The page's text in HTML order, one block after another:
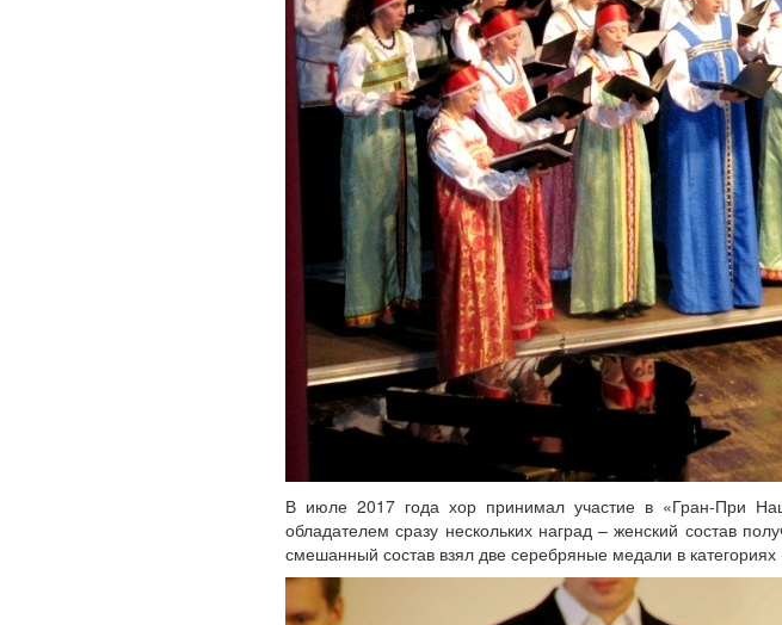
В июле 2017 года хор принимал участие в «Гран-При
обладателем сразу нескольких наград – женский состав
смешанный состав взял две серебряные медали в